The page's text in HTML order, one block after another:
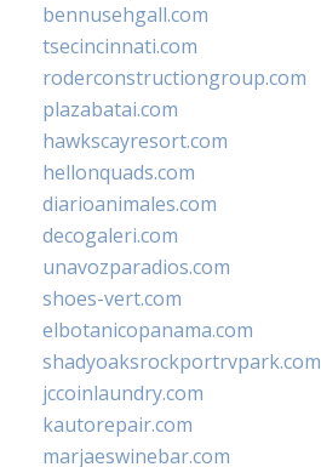
bennusehgall.com
tsecincinnati.com
roderconstructiongroup.com
plazabatai.com
hawkscayresort.com
hellonquads.com
diarioanimales.com
decogaleri.com
unavozparadios.com
shoes-vert.com
elbotanicopanama.com
shadyoaksrockportrvpark.com
jccoinlaundry.com
kautorepair.com
marjaeswinebar.com